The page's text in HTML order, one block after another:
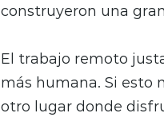
construyeron una
El trabajo remoto
más humana. Si esto
otro lugar donde